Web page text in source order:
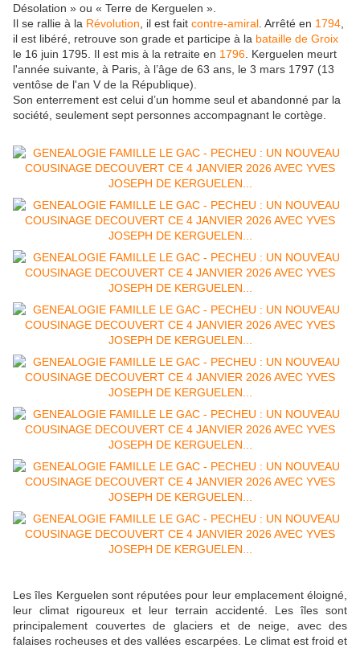
Désolation » ou « Terre de Kerguelen ».
Il se rallie à la Révolution , il est fait contre-amiral . Arrêté en 1794
il est libéré, retrouve son grade et participe à la bataille de Groix
le 16 juin 1795 . Il est mis à la retraite en 1796 . Kerguelen meurt
l'année suivante, à Paris, à l’âge de 63 ans, le 3 mars 1797 (13
ventôse de l'an V de la République).
Son enterrement est celui d’un homme seul et abandonné par la
société, seulement sept personnes accompagnant le cortège.
Les îles Kerguelen sont réputées pour leur emplacement éloigné,
leur climat rigoureux et leur terrain accidenté. Les îles sont
principalement couvertes de glaciers et de neige, avec des
falaises rocheuses et des vallées escarpées. Le climat est froid et